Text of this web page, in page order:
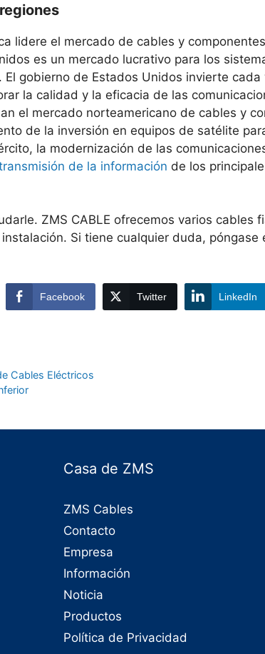
lidere el mercado de cables y
es un mercado lucrativo para los
gobierno de Estados Unidos invierte cada
la calidad y la eficacia de las
el mercado norteamericano de cables y
de la inversión en equipos de satélite
la modernización de las
de la información de los
ZMS CABLE ofrecemos varios cables
Si tiene cualquier duda, póngase
Facebook Twitter LinkedIn
Cables Eléctricos
Casa de ZMS
ZMS Cables
Contacto
Empresa
Información
Noticia
Productos
Política de Privacidad